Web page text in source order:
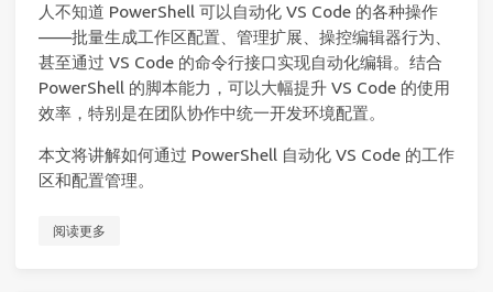
人不知道 PowerShell 可以自动化 VS Code 的各种操作
——批量生成工作区配置、管理扩展、操控编辑器行为、
甚至通过 VS Code 的命令行接口实现自动化编辑。结合
PowerShell 的脚本能力，可以大幅提升 VS Code 的使用
效率，特别是在团队协作中统一开发环境配置。
本文将讲解如何通过 PowerShell 自动化 VS Code 的工作
区和配置管理。
阅读更多